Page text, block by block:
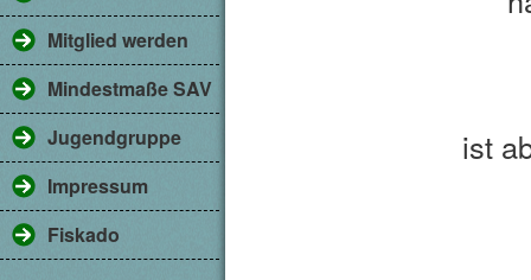
Mitglied werden
Mindestmaße SAV
Jugendgruppe
Impressum
Fiskado
ist